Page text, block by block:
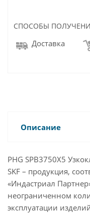
СПОСОБЫ
Доставка
Описание
PHG SPB3750X5
SKF – продукция,
«Индастриал
неограниченном
эксплуатации